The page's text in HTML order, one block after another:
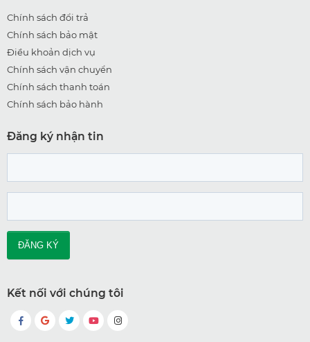
Chính sách đổi trả
Chính sách bảo mật
Điều khoản dịch vụ
Chính sách vận chuyển
Chính sách thanh toán
Chính sách bảo hành
Đăng ký nhận tin
Kết nối với chúng tôi